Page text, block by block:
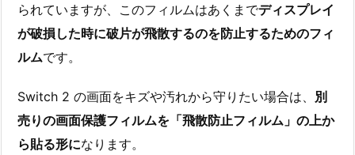
られていますが、このフィルムはあくまでディスプレイ
が破損した時に破片が飛散するのを防止するためのフィ
ルムです。
Switch 2 の画面をキズや汚れから守りたい場合は、 別
売りの画面保護フィルムを「飛散防止フィルム」の上か
ら貼る形になります。